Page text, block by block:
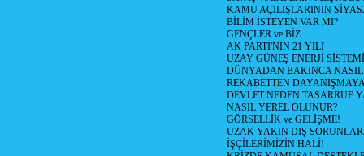
KAMU AÇILIŞLARININ
BİLİM İSTEYEN VAR MI?
GENÇLER ve BİZ
AK PARTİ'NİN 21 YILI
UZAY GÜNEŞ ENERJİ SİSTEMİ
DÜNYADAN BAKINCA
REKABETTEN
DEVLET NEDEN TASARRUF
NASIL YEREL OLUNUR?
GÖRSELLİK ve GELİŞME!
UZAK YAKIN DIŞ
İŞÇİLERİMİZİN HALİ!